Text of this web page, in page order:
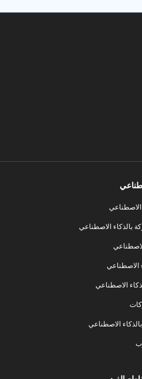
الاصطناعي
بالذكاء الاصطناعي
الاصطناعي
الاصطناعي
الاصطناعي